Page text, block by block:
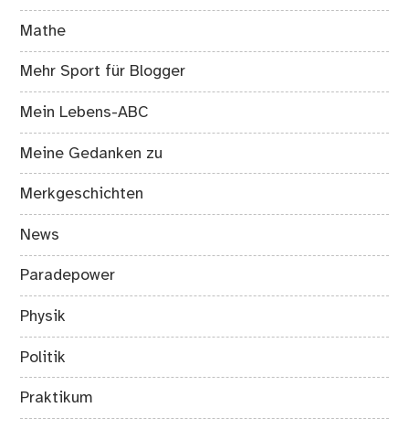
Mathe
Mehr Sport für Blogger
Mein Lebens-ABC
Meine Gedanken zu
Merkgeschichten
News
Paradepower
Physik
Politik
Praktikum